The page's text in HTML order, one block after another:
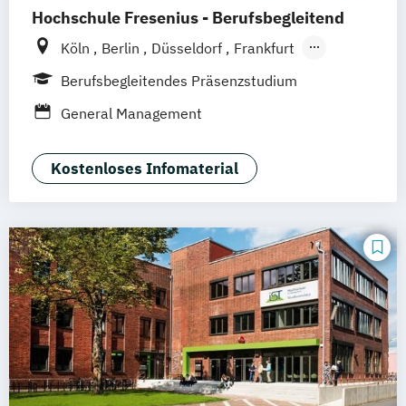
Supply Chain Management (DE/EN)
Hochschule Fresenius - Berufsbegleitend
Köln Berlin Düsseldorf
Frankfurt
Hamburg
Idstein München
Wiesbaden
Hannover Dortmund
Braunschweig
Berufsbegleitendes Präsenzstudium
General Management
Kostenloses Infomaterial